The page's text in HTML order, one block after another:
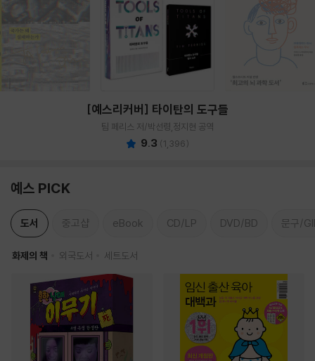
[예스리커버] 타이탄의 도구들
팀 페리스 저/박선령,정지현 공역
9.3 (1,396)
예스 PICK
도서 중고샵 eBook CD/LP DVD/BD 문구/
화제의 책 외국도서 세트도서